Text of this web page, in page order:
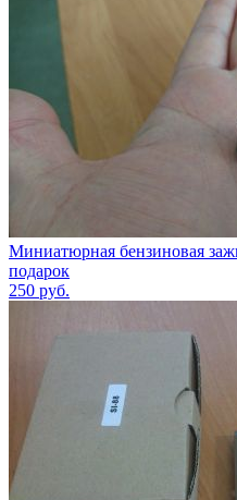
Миниатюрная бензиновая
подарок
250 руб.